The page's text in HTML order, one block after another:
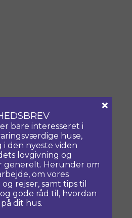
bare interesseret i
huse,
i den nyeste viden
lovgivning og
Herunder om
om vores
rejser, samt tips til
gode råd til, hvordan
dit hus.
×